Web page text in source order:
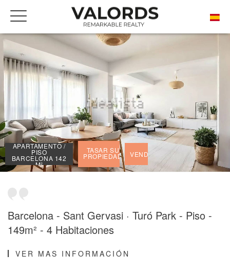
INICIO NUESTRAS PRESTIGIOSAS PROPIEDADES VENDIDAS
APARTAMENTO /
PISO
BARCELONA 142
M²
TASAR SU
PROPIEDAD VENDIDO
Barcelona - Sant Gervasi · Turó Park - Piso -
149m² - 4 Habitaciones
VER MAS INFORMACIÓN